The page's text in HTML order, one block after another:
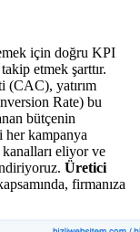
için doğru KPI
etmek şarttır.
(CAC), yatırım
Rate) bu
bütçenin
her kampanya
kanalları eliyor ve
Üretici
firmanıza